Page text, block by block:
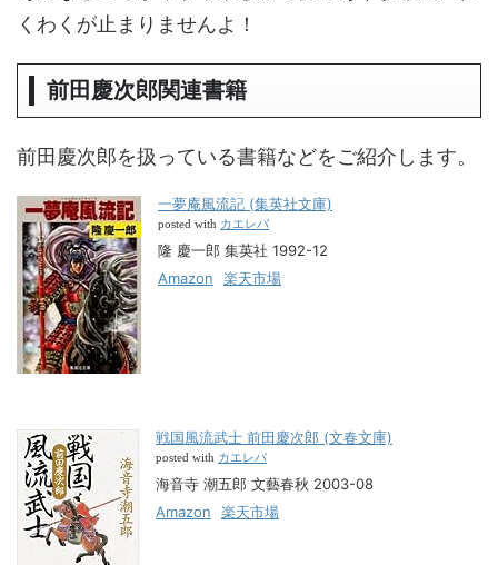
くわくが止まりませんよ！
前田慶次郎関連書籍
前田慶次郎を扱っている書籍などをご紹介します。
一夢庵風流記 (集英社文庫)
posted with カエレバ
隆 慶一郎 集英社 1992-12
Amazon
楽天市場
戦国風流武士 前田慶次郎 (文春文庫)
posted with カエレバ
海音寺 潮五郎 文藝春秋 2003-08
Amazon
楽天市場